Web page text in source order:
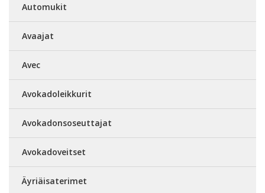
Automukit
Avaajat
Avec
Avokadoleikkurit
Avokadonsoseuttajat
Avokadoveitset
Äyriäisaterimet